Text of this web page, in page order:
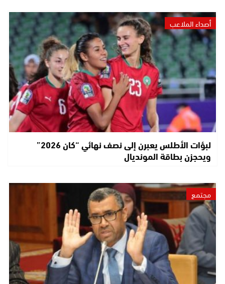
أصداء الملاعب
لبؤات الأطلس يعبرن إلى نصف نهائي “كان 2026”
ويحجزن بطاقة المونديال
مجتمع